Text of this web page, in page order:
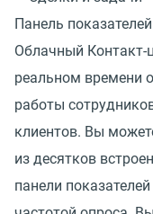
Панель показателей
Облачный Контакт-
реальном времени
работы
клиентов. Вы
из десятков
панели